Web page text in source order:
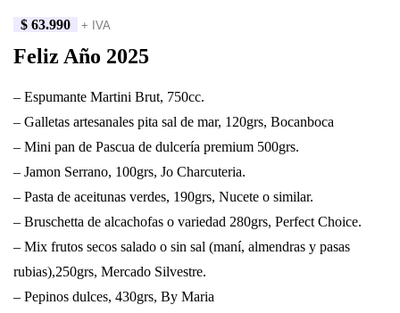
$ 63.990 + IVA
Feliz Año 2025
– Espumante Martini Brut, 750cc.
– Galletas artesanales pita sal de mar, 120grs, Bocanboca
– Mini pan de Pascua de dulcería premium 500grs.
– Jamon Serrano, 100grs, Jo Charcuteria.
– Pasta de aceitunas verdes, 190grs, Nucete o similar.
– Bruschetta de alcachofas o variedad 280grs, Perfect Choice.
– Mix frutos secos salado o sin sal (maní, almendras y pasas
rubias),250grs, Mercado Silvestre.
– Pepinos dulces, 430grs, By Maria